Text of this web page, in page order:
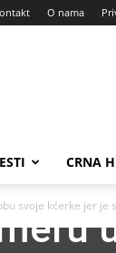
O nama
CRNA
svoje kćerke jer je